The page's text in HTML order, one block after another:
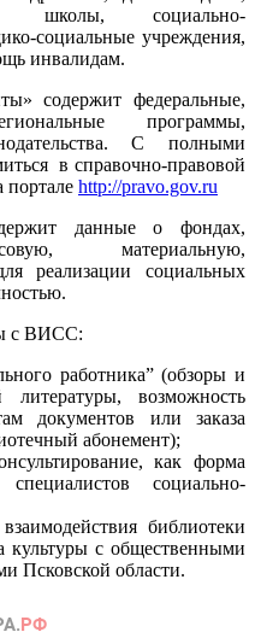
школы, социально-
социальные учреждения,
инвалидам.
содержит федеральные,
программы,
С полными
в справочно-правовой
портале http://pravo.gov.ru
данные о фондах,
материальную,
реализации социальных
с ВИСС:
работника” (обзоры и
литературы, возможность
документов или заказа
абонемент);
как форма
социально-
библиотеки
культуры с общественными
Псковской области.